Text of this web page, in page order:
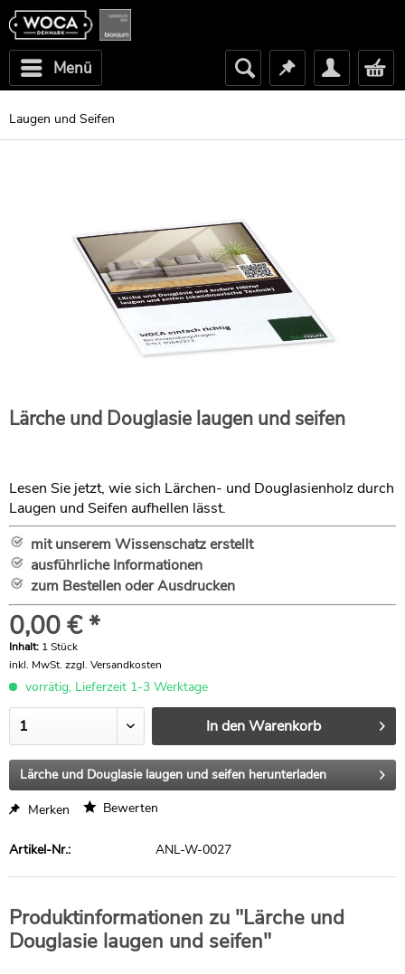
Menü
Laugen und Seifen
Lärche und Douglasie laugen und seifen
Lesen Sie jetzt, wie sich Lärchen- und Douglasienholz durch
Laugen und Seifen aufhellen lässt.
mit unserem Wissenschatz erstellt
ausführliche Informationen
zum Bestellen oder Ausdrucken
0,00 € *
Inhalt: 1 Stück
inkl. MwSt. zzgl. Versandkosten
vorrätig, Lieferzeit 1-3 Werktage
In denWarenkorb
Lärche und Douglasie laugen und seifen herunterladen
Merken Bewerten
Artikel-Nr.: ANL-W-0027
Produktinformationen zu "Lärche und
Douglasie laugen und seifen"